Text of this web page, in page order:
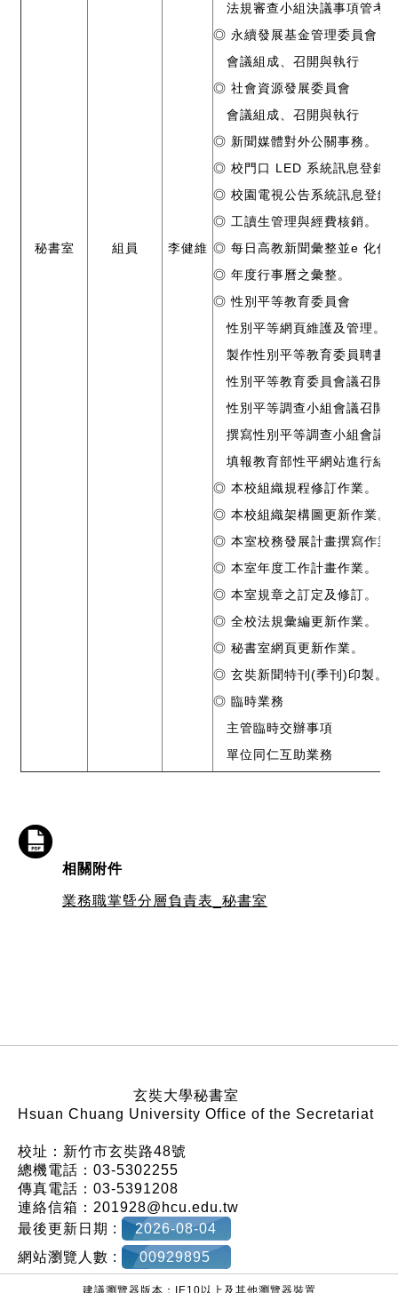
秘書室 組員 李健維
法規審查小組決議事項管考
◎ 永續發展基金管理委員會
會議組成、召開與執行
◎ 社會資源發展委員會
會議組成、召開與執行
◎ 新聞媒體對外公關事務。
◎ 校門口 LED 系統訊息登錄
◎ 校園電視公告系統訊息登錄
◎ 工讀生管理與經費核銷。
◎ 每日高教新聞彙整並e 化作
◎ 年度行事曆之彙整。
◎ 性別平等教育委員會
性別平等網頁維護及管理。
製作性別平等教育委員聘書
性別平等教育委員會議召
性別平等調查小組會議召開
撰寫性別平等調查小組會議
填報教育部性平網站進行結
◎ 本校組織規程修訂作業。
◎ 本校組織架構圖更新作業。
◎ 本室校務發展計畫撰寫作業
◎ 本室年度工作計畫作業。
◎ 本室規章之訂定及修訂。
◎ 全校法規彙編更新作業。
◎ 秘書室網頁更新作業。
◎ 玄奘新聞特刊(季刊)印製。
◎ 臨時業務
主管臨時交辦事項
單位同仁互助業務
相關附件
業務職掌曁分層負責表_秘書室
玄奘大學秘書室
Hsuan Chuang University Office of the Secretariat
校址：新竹市玄奘路48號
總機電話：03-5302255
傳真電話：03-5391208
連絡信箱：201928@hcu.edu.tw
最後更新日期 :
2026-08-04
網站瀏覽人數 :
00929895
建議瀏覽器版本：IE10以上及其他瀏覽器裝置